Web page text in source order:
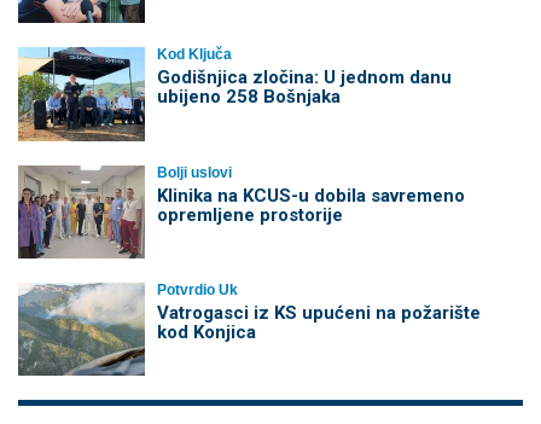
Kod Ključa
Godišnjica zločina: U jednom danu
ubijeno 258 Bošnjaka
Bolji uslovi
Klinika na KCUS-u dobila savremeno
opremljene prostorije
Potvrdio Uk
Vatrogasci iz KS upućeni na požarište
kod Konjica